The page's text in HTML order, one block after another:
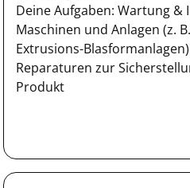
Deine Aufgaben: Wartung
Maschinen und Anlagen (z.
Extrusions-
Reparaturen zur
Produkt